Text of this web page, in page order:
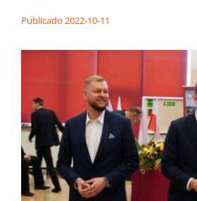
Publicado 2022-10-11